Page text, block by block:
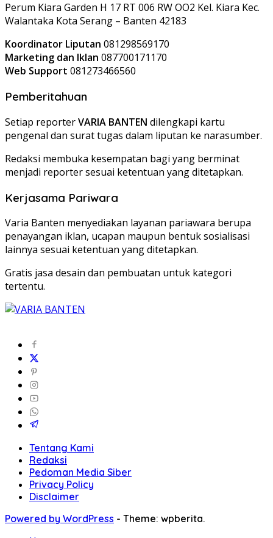
Perum Kiara Garden H 17 RT 006 RW OO2 Kel. Kiara Kec.
Walantaka Kota Serang – Banten 42183
Koordinator Liputan 081298569170
Marketing dan Iklan 087700171170
Web Support 081273466560
Pemberitahuan
Setiap reporterVARIA BANTEN dilengkapi kartu
pengenal dan surat tugas dalam liputan ke narasumber.
Redaksi membuka kesempatan bagi yang berminat
menjadi reporter sesuai ketentuan yang ditetapkan.
Kerjasama Pariwara
Varia Banten menyediakan layanan pariawara berupa
penayangan iklan, ucapan maupun bentuk sosialisasi
lainnya sesuai ketentuan yang ditetapkan.
Gratis jasa desain dan pembuatan untuk kategori
tertentu.
Tentang Kami
Redaksi
Pedoman Media Siber
Privacy Policy
Disclaimer
Powered by WordPress - Theme: wpberita.